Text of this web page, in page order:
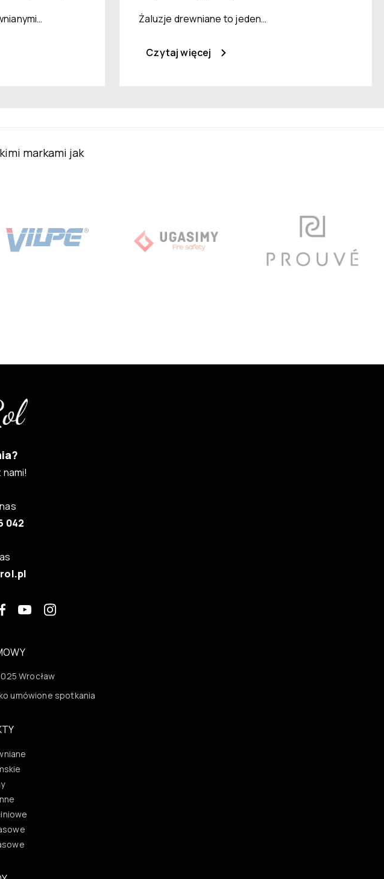
Żaluzje drewniane to jeden…
Czytaj więcej
markami jak
042
Wrocław
umówione spotkania